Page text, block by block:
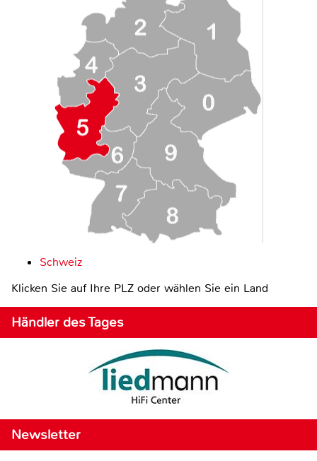
Schweiz
Klicken Sie auf Ihre PLZ oder wählen Sie ein Land
Händler des Tages
Newsletter